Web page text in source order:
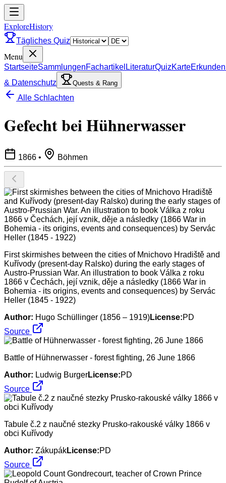
ExploreHistory
Tägliches Quiz
Menu
StartseiteSammlungenFachartikel LiteraturQuizKarteErkunden
& Datenschutz
Quests & Rang
Alle Schlachten
Gefecht bei Hühnerwasser
1866 • Böhmen
First skirmishes between the cities of Mnichovo Hradiště and
Kuřívody (present-day Ralsko) during the early stages of
Austro-Prussian War. An illustration to book Válka z roku
1866 v Čechách, její vznik, děje a následky (1866 War in
Bohemia - its origins, events and consequences) by Servác
Heller (1845 - 1922)
Author: Hugo Schüllinger (1856 – 1919)License:PD
Source
Battle of Hühnerwasser - forest fighting, 26 June 1866
Author: Ludwig BurgerLicense:PD
Source
Tabule č.2 z naučné stezky Prusko-rakouské války 1866 v
obci Kuřívody
Author: ZákupákLicense:PD
Source